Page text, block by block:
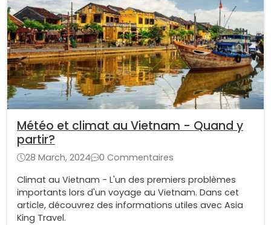
Météo et climat au Vietnam - Quand y
partir?
28 March, 2024
0 Commentaires
Climat au Vietnam - L'un des premiers problèmes
importants lors d'un voyage au Vietnam. Dans cet
article, découvrez des informations utiles avec Asia
King Travel.